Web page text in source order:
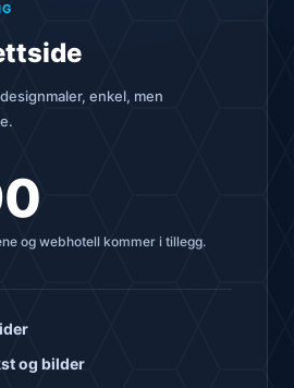
enkel, men
og webhotell kommer i tillegg.
og bilder